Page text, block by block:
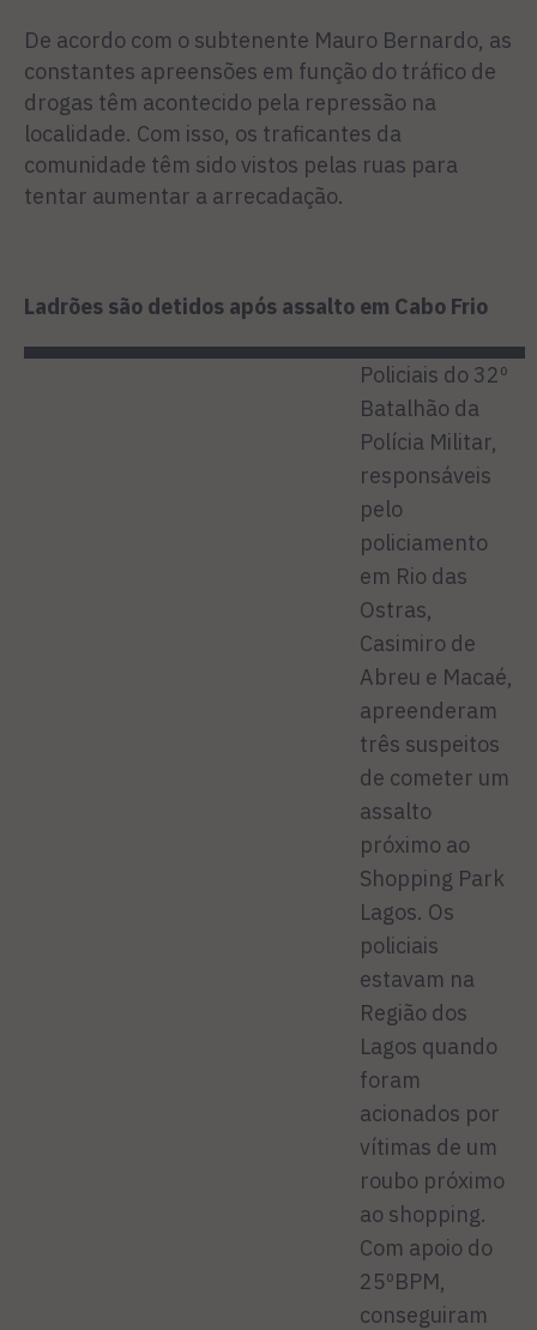
De acordo com o subtenente Mauro Bernardo, as
constantes apreensões em função do tráfico de
drogas têm acontecido pela repressão na
localidade. Com isso, os traficantes da
comunidade têm sido vistos pelas ruas para
tentar aumentar a arrecadação.
Ladrões são detidos após assalto em Cabo Frio
Policiais do 32º
Batalhão da
Polícia Militar,
responsáveis
pelo
policiamento
em Rio das
Ostras,
Casimiro de
Abreu e Macaé,
apreenderam
três suspeitos
de cometer um
assalto
próximo ao
Shopping Park
Lagos. Os
policiais
estavam na
Região dos
Lagos quando
foram
acionados por
vítimas de um
roubo próximo
ao shopping.
Com apoio do
25ºBPM,
conseguiram